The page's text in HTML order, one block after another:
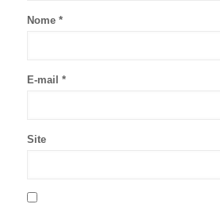
Nome *
E-mail *
Site